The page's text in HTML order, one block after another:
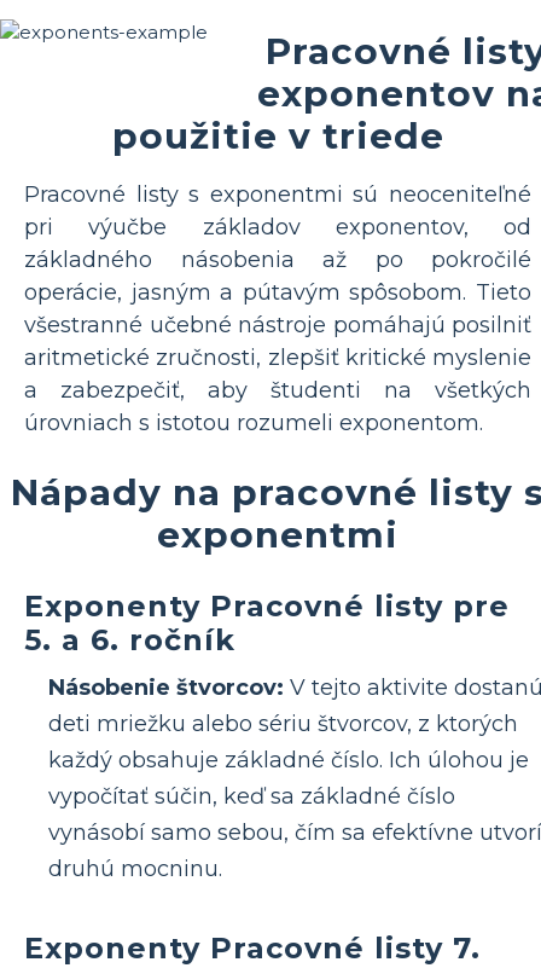
Pracovné
exponentov
použitie v triede
Pracovné listy s exponentmi sú neoceniteľné
pri výučbe základov exponentov, od
základného násobenia až po pokročilé
operácie, jasným a pútavým spôsobom. Tieto
všestranné učebné nástroje pomáhajú posilniť
aritmetické zručnosti, zlepšiť kritické myslenie
a zabezpečiť, aby študenti na všetkých
úrovniach s istotou rozumeli exponentom.
Nápady na pracovné listy
exponentmi
Exponenty Pracovné listy pre
5. a 6. ročník
Násobenie štvorcov: V tejto aktivite
deti mriežku alebo sériu štvorcov, z ktorých
každý obsahuje základné číslo. Ich úlohou je
vypočítať súčin, keď sa základné číslo
vynásobí samo sebou, čím sa efektívne utvorí
druhú mocninu.
Exponenty Pracovné listy 7.